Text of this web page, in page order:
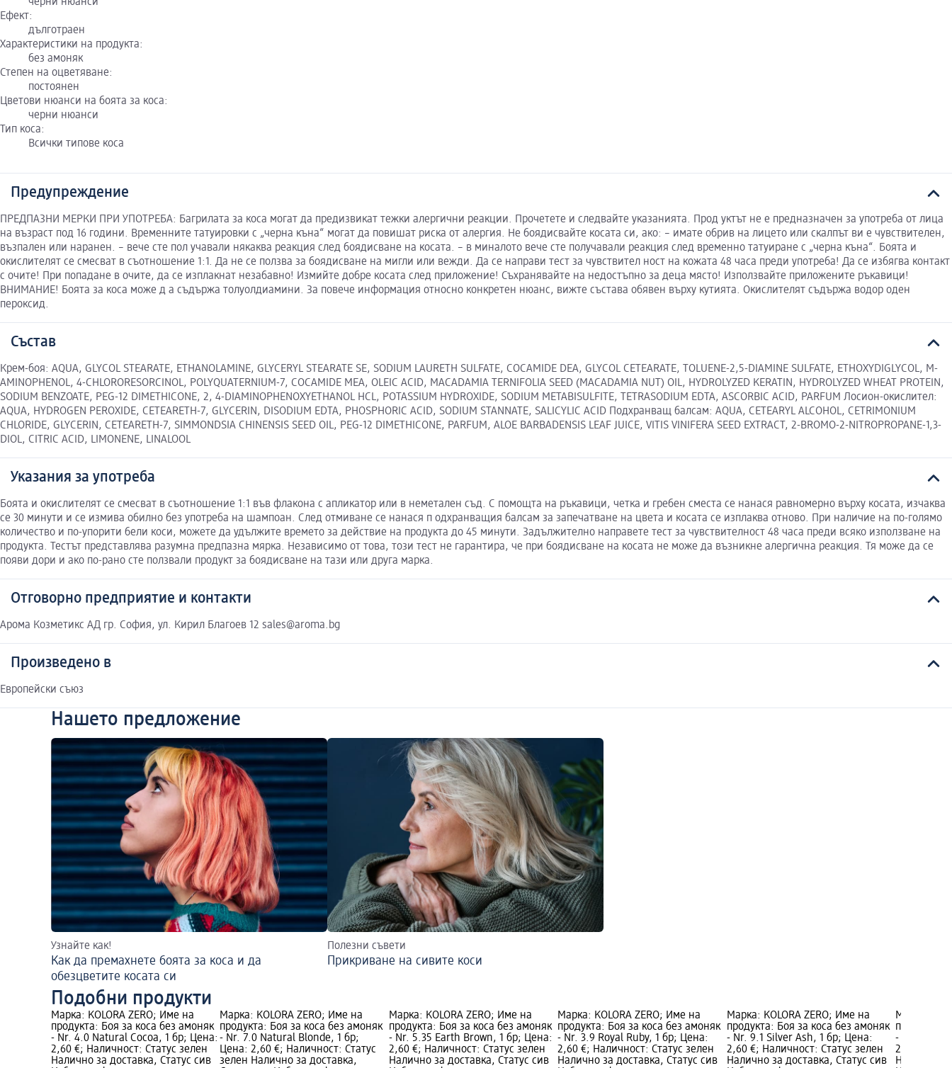
черни нюанси
Ефект:
дълготраен
Характеристики на продукта:
без амоняк
Степен на оцветяване:
постоянен
Цветови нюанси на боята за коса:
черни нюанси
Тип коса:
Всички типове коса
Предупреждение
ПРЕДПАЗНИ МЕРКИ ПРИ УПОТРЕБА: Багрилата за коса могат да предизвикат тежки алергични реакции. Прочетете и следвайте указанията. Прод уктът не е предназначен за употреба от лица
на възраст под 16 години. Временните татуировки с „черна къна“ могат да повишат риска от алергия. Не боядисвайте косата си, ако: – имате обрив на лицето или скалпът ви е чувствителен,
възпален или наранен. – вече сте пол учавали някаква реакция след боядисване на косата. – в миналото вече сте получавали реакция след временно татуиране с „черна къна“. Боята и
окислителят се смесват в съотношение 1:1. Да не се ползва за боядисване на мигли или вежди. Да се направи тест за чувствител ност на кожата 48 часа преди употреба! Да се избягва контакт
с очите! При попадане в очите, да се изплакнат незабавно! Измийте добре косата след приложение! Съхранявайте на недостъпно за деца място! Използвайте приложените ръкавици!
ВНИМАНИЕ! Боята за коса може д а съдържа толуолдиамини. За повече информация относно конкретен нюанс, вижте състава обявен върху кутията. Окислителят съдържа водор оден
пероксид.
Състав
Крем-боя: AQUA, GLYCOL STEARATE, ETHANOLAMINE, GLYCERYL STEARATE SE, SODIUM LAURETH SULFATE, COCAMIDE DEA, GLYCOL CETEARATE, TOLUENE-2,5-DIAMINE SULFATE, ETHOXYDIGLYCOL, M-
AMINOPHENOL, 4-CHLORORESORCINOL, POLYQUATERNIUM-7, COCAMIDE MEA, OLEIC ACID, MACADAMIA TERNIFOLIA SEED (MACADAMIA NUT) OIL, HYDROLYZED KERATIN, HYDROLYZED WHEAT PROTEIN,
SODIUM BENZOATE, PEG-12 DIMETHICONE, 2, 4-DIAMINOPHENOXYETHANOL HCL, POTASSIUM HYDROXIDE, SODIUM METABISULFITE, TETRASODIUM EDTA, ASCORBIC ACID, PARFUM Лосион-окислител:
AQUA, HYDROGEN PEROXIDE, CETEARETH-7, GLYCERIN, DISODIUM EDTA, PHOSPHORIC ACID, SODIUM STANNATE, SALICYLIC ACID Подхранващ балсам: AQUA, CETEARYL ALCOHOL, CETRIMONIUM
CHLORIDE, GLYCERIN, CETEARETH-7, SIMMONDSIA CHINENSIS SEED OIL, PEG-12 DIMETHICONE, PARFUM, ALOE BARBADENSIS LEAF JUICE, VITIS VINIFERA SEED EXTRACT, 2-BROMO-2-NITROPROPANE-1,3-
DIOL, CITRIC ACID, LIMONENE, LINALOOL
Указания за употреба
Боята и окислителят се смесват в съотношение 1:1 във флакона с апликатор или в неметален съд. С помощта на ръкавици, четка и гребен сместа се нанася равномерно върху косата, изчаква
се 30 минути и се измива обилно без употреба на шампоан. След отмиване се нанася п одхранващия балсам за запечатване на цвета и косата се изплаква отново. При наличие на по-голямо
количество и по-упорити бели коси, можете да удължите времето за действие на продукта до 45 минути. Задължително направете тест за чувствителност 48 часа преди всяко използване на
продукта. Тестът представлява разумна предпазна мярка. Независимо от това, този тест не гарантира, че при боядисване на косата не може да възникне алергична реакция. Тя може да се
появи дори и ако по-рано сте ползвали продукт за боядисване на тази или друга марка.
Отговорно предприятие и контакти
Арома Козметикс АД гр. София, ул. Кирил Благоев 12 sales@aroma.bg
Произведено в
Европейски съюз
Нашето предложение
Узнайте как!
Как да премахнете боята за коса и да
обезцветите косата си
Полезни съвети
Прикриване на сивите коси
Подобни продукти
Марка: KOLORA ZERO; Име на
продукта: Боя за коса без амоняк
- Nr. 4.0 Natural Cocoa, 1 бр; Цена:
2,60 €; Наличност: Статус зелен
Налично за доставка, Статус сив
Марка: KOLORA ZERO; Име на
продукта: Боя за коса без амоняк
- Nr. 7.0 Natural Blonde, 1 бр;
Цена: 2,60 €; Наличност: Статус
зелен Налично за доставка,
Марка: KOLORA ZERO; Име на
продукта: Боя за коса без амоняк
- Nr. 5.35 Earth Brown, 1 бр; Цена:
2,60 €; Наличност: Статус зелен
Налично за доставка, Статус сив
Марка: KOLORA ZERO; Име на
продукта: Боя за коса без амоняк
- Nr. 3.9 Royal Ruby, 1 бр; Цена:
2,60 €; Наличност: Статус зелен
Налично за доставка, Статус сив
Марка: KOLORA ZERO; Име на
продукта: Боя за коса без амоняк
- Nr. 9.1 Silver Ash, 1 бр; Цена:
2,60 €; Наличност: Статус зелен
Налично за доставка, Статус сив
Марка:
продукта:
- Nr. 6.3
2,60 €;
Налично